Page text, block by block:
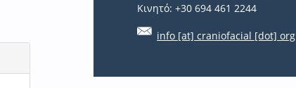
Κινητό: +30 694 461 2244
info [at] craniofacial [dot] org